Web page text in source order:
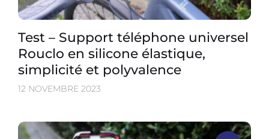
Test – Support téléphone universel
Rouclo en silicone élastique,
simplicité et polyvalence
12 NOVEMBRE 2023